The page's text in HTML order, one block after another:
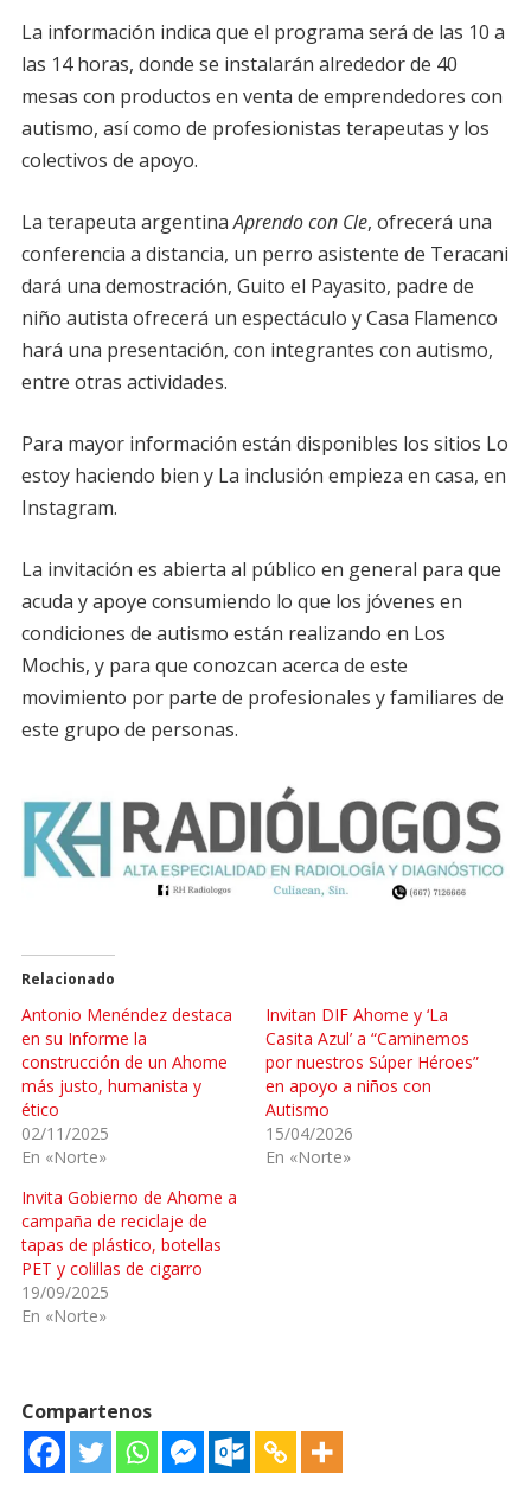
La información indica que el programa será de las 10 a
las 14 horas, donde se instalarán alrededor de 40
mesas con productos en venta de emprendedores con
autismo, así como de profesionistas terapeutas y los
colectivos de apoyo.
La terapeuta argentinaAprendo con Cle, ofrecerá una
conferencia a distancia, un perro asistente de Teracani
dará una demostración, Guito el Payasito, padre de
niño autista ofrecerá un espectáculo y Casa Flamenco
hará una presentación, con integrantes con autismo,
entre otras actividades.
Para mayor información están disponibles los sitios Lo
estoy haciendo bien y La inclusión empieza en casa, en
Instagram.
La invitación es abierta al público en general para que
acuda y apoye consumiendo lo que los jóvenes en
condiciones de autismo están realizando en Los
Mochis, y para que conozcan acerca de este
movimiento por parte de profesionales y familiares de
este grupo de personas.
Relacionado
Antonio Menéndez destaca
en su Informe la
construcción de un Ahome
más justo, humanista y
ético
02/11/2025
En «Norte»
Invitan DIF Ahome y ‘La
Casita Azul’ a “Caminemos
por nuestros Súper Héroes”
en apoyo a niños con
Autismo
15/04/2026
En «Norte»
Invita Gobierno de Ahome a
campaña de reciclaje de
tapas de plástico, botellas
PET y colillas de cigarro
19/09/2025
En «Norte»
Compartenos